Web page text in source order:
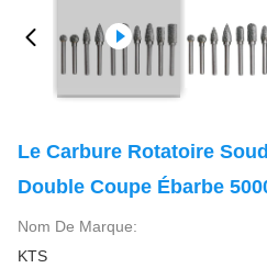
Le Carbure Rotatoire
Double Coupe Ébarbe
Nom De Marque:
KTS